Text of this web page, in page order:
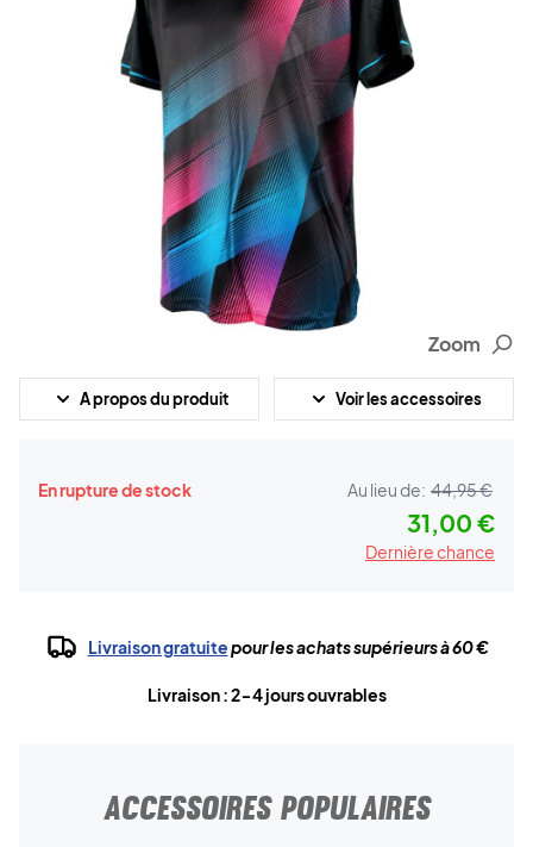
Zoom
A propos du produit Voir les accessoires
En rupture de stock Au lieu de: 44,95 €
31,00 €
Dernière chance
Livraison gratuitepour les achats supérieurs à 60 €
Livraison : 2-4 jours ouvrables
ACCESSOIRES POPULAIRES